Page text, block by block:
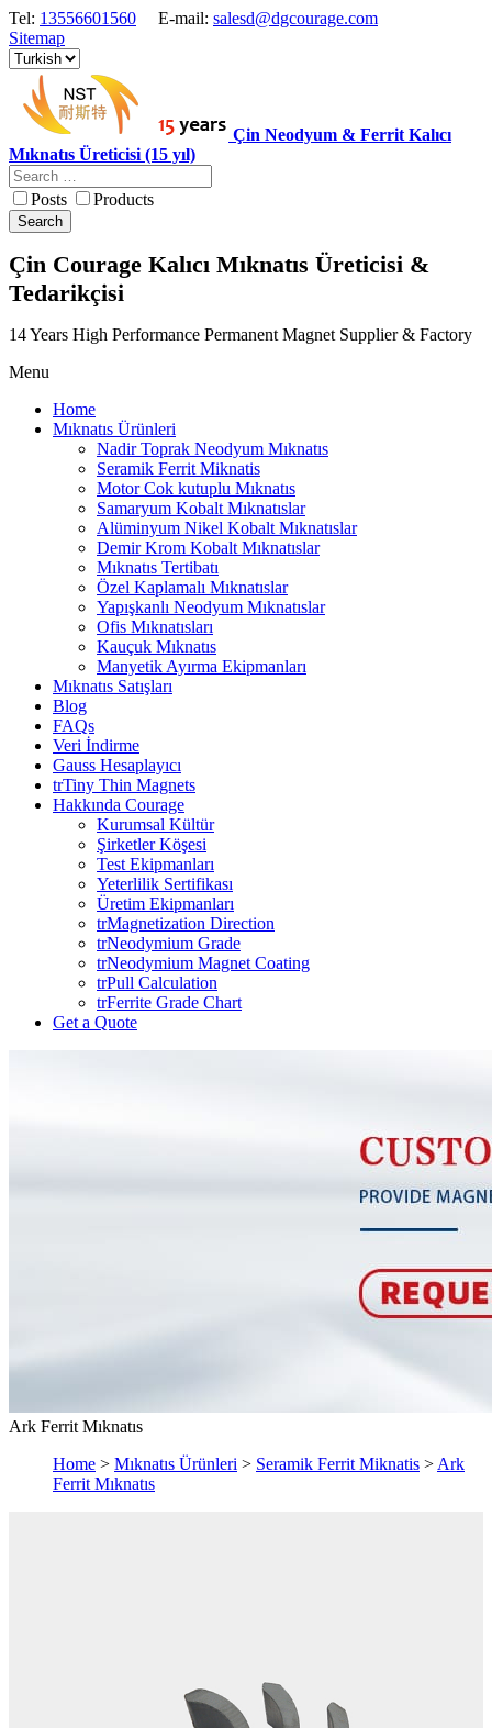
Tel: 13556601560 E-mail: salesd@dgcourage.com
Sitemap
Çin Neodyum & Ferrit Kalıcı
Mıknatıs Üreticisi (15 yıl)
Posts Products
Search
Çin Courage Kalıcı Mıknatıs Üreticisi &
Tedarikçisi
14 Years High Performance Permanent Magnet Supplier & Factory
Menu
Home
Mıknatıs Ürünleri
Nadir Toprak Neodyum Mıknatıs
Seramik Ferrit Miknatis
Motor Cok kutuplu Mıknatıs
Samaryum Kobalt Mıknatıslar
Alüminyum Nikel Kobalt Mıknatıslar
Demir Krom Kobalt Mıknatıslar
Mıknatıs Tertibatı
Özel Kaplamalı Mıknatıslar
Yapışkanlı Neodyum Mıknatıslar
Ofis Mıknatısları
Kauçuk Mıknatıs
Manyetik Ayırma Ekipmanları
Mıknatıs Satışları
Blog
FAQs
Veri İndirme
Gauss Hesaplayıcı
trTiny Thin Magnets
Hakkında Courage
Kurumsal Kültür
Şirketler Köşesi
Test Ekipmanları
Yeterlilik Sertifikası
Üretim Ekipmanları
trMagnetization Direction
trNeodymium Grade
trNeodymium Magnet Coating
trPull Calculation
trFerrite Grade Chart
Get a Quote
Ark Ferrit Mıknatıs
Home > Mıknatıs Ürünleri > Seramik Ferrit Miknatis > Ark
Ferrit Mıknatıs